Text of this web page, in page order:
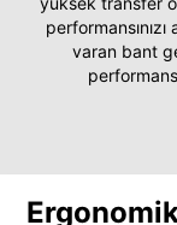
varan bant